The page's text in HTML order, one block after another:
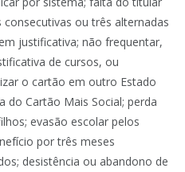
ou três alternadas
justificativa; não frequentar,
de cursos, ou
o cartão em outro Estado
do Cartão Mais Social; perda
evasão escolar pelos
por três meses
desistência ou abandono de